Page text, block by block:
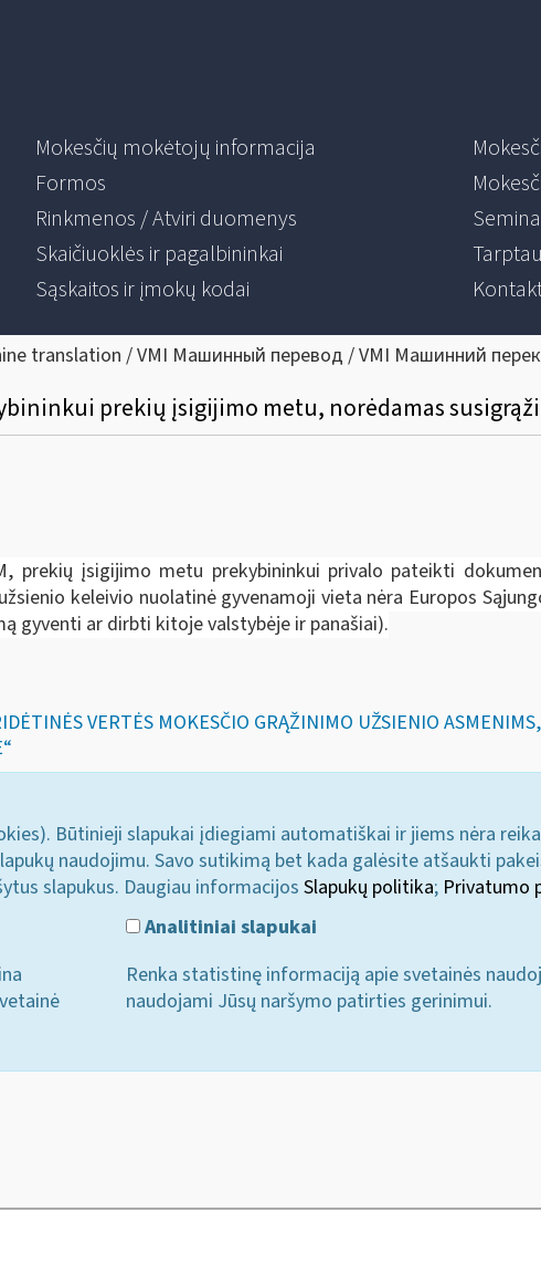
Mokesčių mokėtojų informacija
Formos
Rinkmenos / Atviri duomenys
Skaičiuoklės ir pagalbininkai
Sąskaitos ir įmokų kodai
translation / VMI Машинный перевод / VMI Машинний
prekių įsigijimo metu, norėdamas
prekių įsigijimo metu prekybininkui privalo pateikti
keleivio nuolatinė gyvenamoji vieta nėra Europos
gyventi ar dirbti kitoje valstybėje ir panašiai).
VERTĖS MOKESČIO GRĄŽINIMO UŽSIENIO
Būtinieji slapukai įdiegiami automatiškai ir jiems nėra
naudojimu. Savo sutikimą bet kada galėsite atšaukti
slapukus. Daugiau informacijos Slapukų politika; Privatumo
Analitiniai slapukai
Renka statistinę informaciją apie svetainės
naudojami Jūsų naršymo patirties gerinimui.